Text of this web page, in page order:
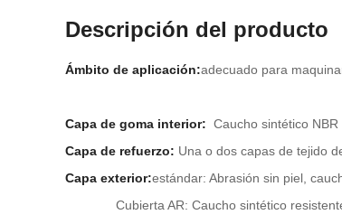
Descripción del producto
Ámbito de aplicación:adecuado para
Capa de goma interior: Caucho sintético
Capa de refuerzo: Una o dos capas de tejido
Capa exterior:estándar: Abrasión sin piel,
Cubierta AR: Caucho sintético resistente